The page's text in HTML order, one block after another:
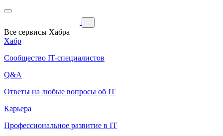
Все сервисы Хабра
Хабр
Сообщество IT-специалистов
Q&A
Ответы на любые вопросы об IT
Карьера
Профессиональное развитие в IT